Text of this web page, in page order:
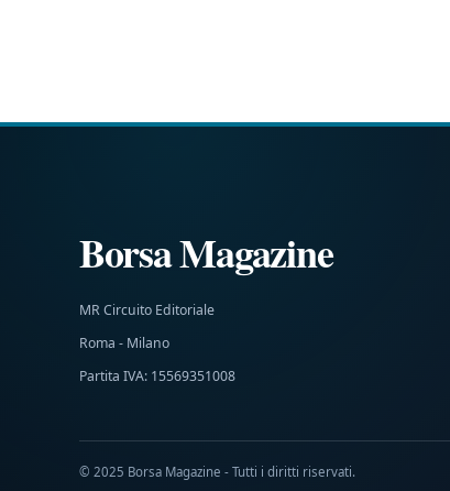
Borsa Magazine
MR Circuito Editoriale
Roma - Milano
Partita IVA: 15569351008
© 2025 Borsa Magazine - Tutti i diritti riservati.